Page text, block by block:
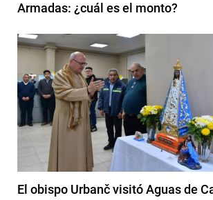
Armadas: ¿cuál es el monto?
El obispo Urbanč visitó Aguas de